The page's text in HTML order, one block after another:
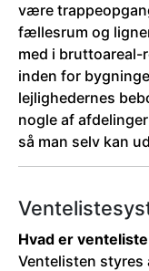
være
fællesrum og
med i bruttoareal-
inden for
lejlighedernes
nogle af
så man selv kan
Hvad er
Ventelisten